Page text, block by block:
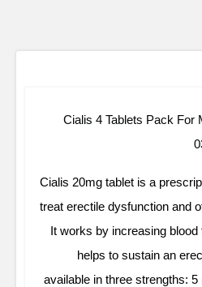
Cialis 4 Tablets Pack For
Cialis 20mg tablet is a
treat erectile dysfunction and
It works by increasing
helps to sustain an
available in three strengths: